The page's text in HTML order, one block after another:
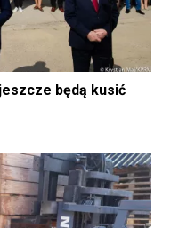
będą kusić